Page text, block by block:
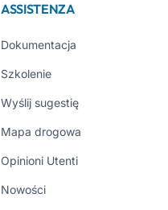
ASSISTENZA
Dokumentacja
Szkolenie
Wyślij sugestię
Mapa drogowa
Opinioni Utenti
Nowości